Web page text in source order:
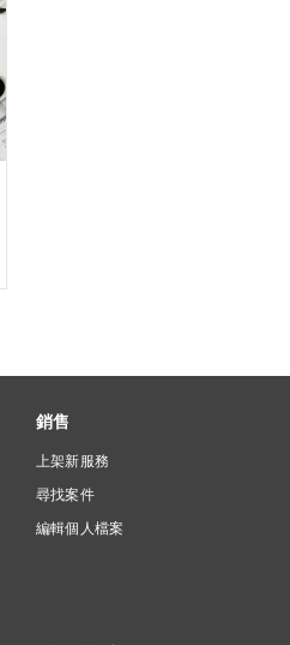
銷售
上架新服務
尋找案件
編輯個人檔案